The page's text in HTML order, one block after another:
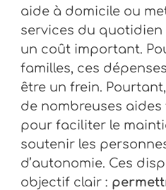
aide à domicile ou
services du
un coût important.
familles, ces
être un frein.
de nombreuses
pour faciliter le
soutenir les
d’autonomie. Ces
objectif clair :